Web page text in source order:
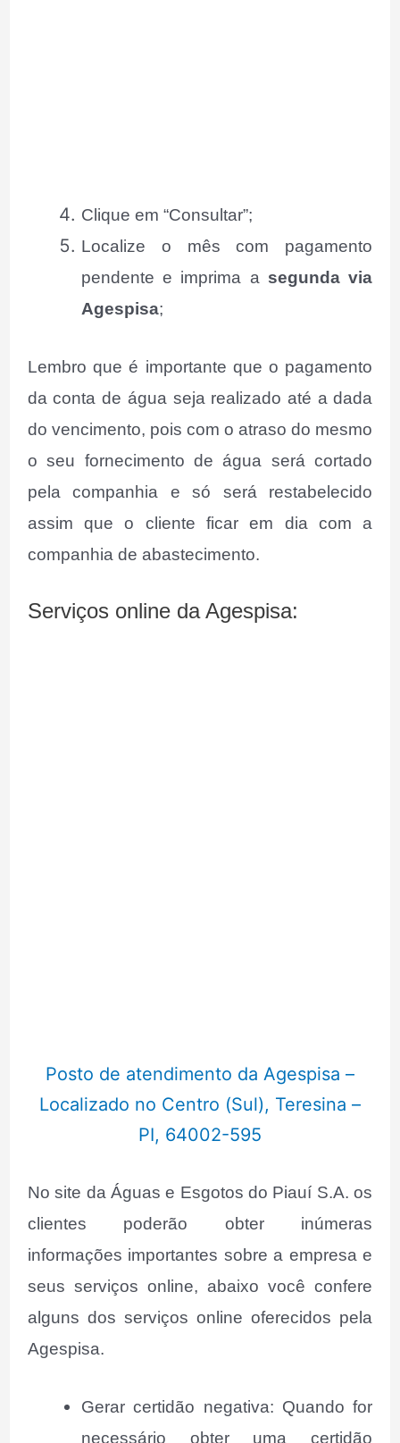
Clique em “Consultar”;
Localize o mês com pagamento
pendente e imprima a segunda via
Agespisa;
Lembro que é importante que o pagamento
da conta de água seja realizado até a dada
do vencimento, pois com o atraso do mesmo
o seu fornecimento de água será cortado
pela companhia e só será restabelecido
assim que o cliente ficar em dia com a
companhia de abastecimento.
Serviços online da Agespisa:
Posto de atendimento da Agespisa –
Localizado no Centro (Sul), Teresina –
PI, 64002-595
No site da Águas e Esgotos do Piauí S.A. os
clientes poderão obter inúmeras
informações importantes sobre a empresa e
seus serviços online, abaixo você confere
alguns dos serviços online oferecidos pela
Agespisa.
Gerar certidão negativa: Quando for
necessário obter uma certidão